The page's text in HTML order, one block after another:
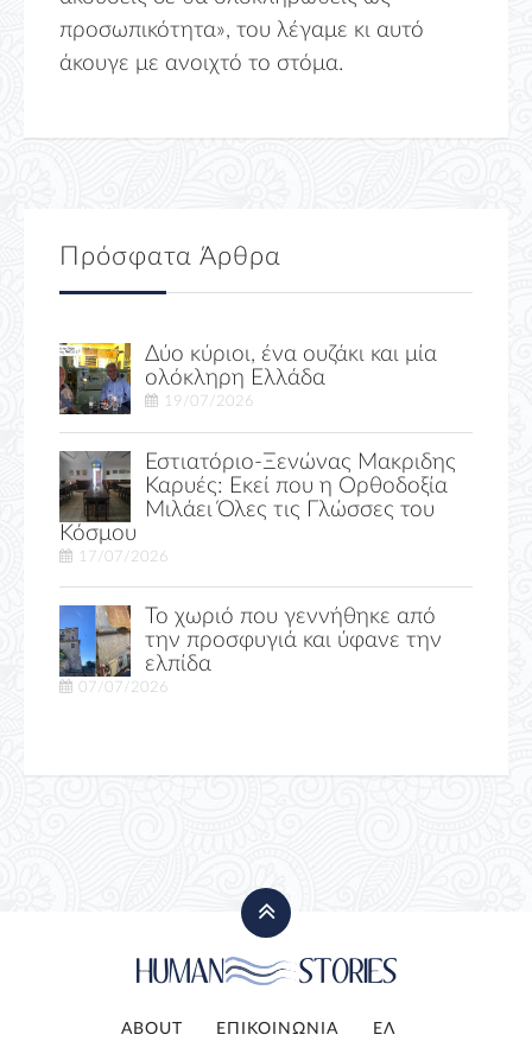
προσωπικότητα», του λέγαμε κι αυτό
άκουγε με ανοιχτό το στόμα.
Πρόσφατα Άρθρα
Δύο κύριοι, ένα ουζάκι και μία
ολόκληρη Ελλάδα
19/07/2026
Εστιατόριο-Ξενώνας Μακριδης
Καρυές: Εκεί που η Ορθοδοξία
Μιλάει Όλες τις Γλώσσες του
Κόσμου
17/07/2026
Το χωριό που γεννήθηκε από
την προσφυγιά και ύφανε την
ελπίδα
07/07/2026
ABOUT ΕΠΙΚΟΙΝΩΝΙΑ ΕΛ